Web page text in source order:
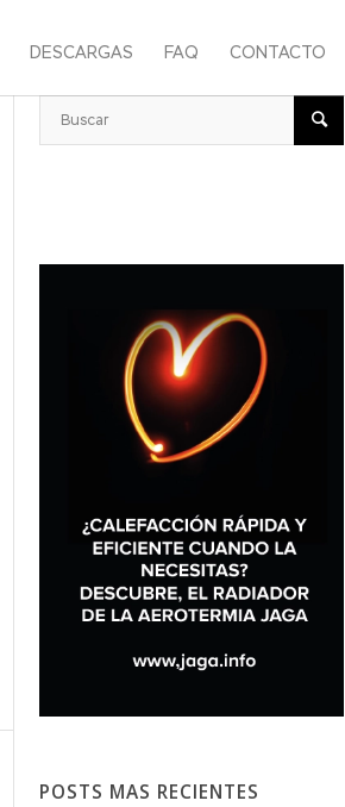
DESCARGAS FAQ CONTACTO
POSTS MAS RECIENTES